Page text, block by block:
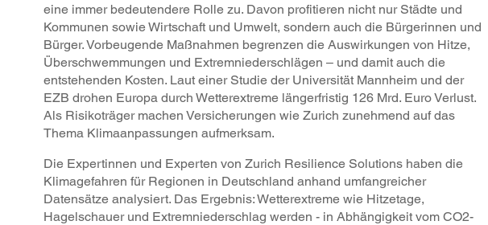
eine immer bedeutendere Rolle zu. Davon profitieren nicht nur Städte und
Kommunen sowie Wirtschaft und Umwelt, sondern auch die Bürgerinnen und
Bürger. Vorbeugende Maßnahmen begrenzen die Auswirkungen von Hitze,
Überschwemmungen und Extremniederschlägen – und damit auch die
entstehenden Kosten. Laut einer Studie der Universität Mannheim und der
EZB drohen Europa durch Wetterextreme längerfristig 126 Mrd. Euro Verlust.
Als Risikoträger machen Versicherungen wie Zurich zunehmend auf das
Thema Klimaanpassungen aufmerksam.
Die Expertinnen und Experten von Zurich Resilience Solutions haben die
Klimagefahren für Regionen in Deutschland anhand umfangreicher
Datensätze analysiert. Das Ergebnis: Wetterextreme wie Hitzetage,
Hagelschauer und Extremniederschlag werden - in Abhängigkeit vom CO2-